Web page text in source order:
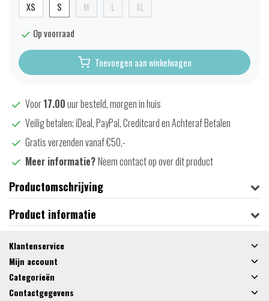
XS S M L XL
Op voorraad
Toevoegen aan winkelwagen
Voor17.00uur besteld, morgen in huis
Veilig betalen; iDeal, PayPal, Creditcard en Achteraf Betalen
Gratis verzenden vanaf €50,-
Meer informatie?Neem contact op over dit product
Productomschrijving
Product informatie
Klantenservice
Mijn account
Categorieën
Contactgegevens